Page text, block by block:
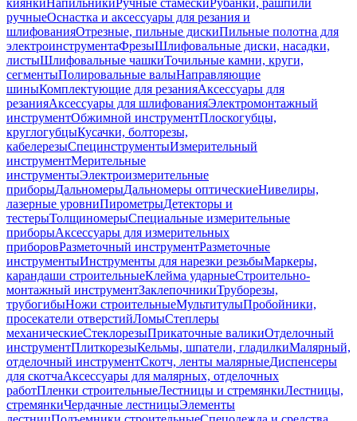
киянкиНапильникиРучные стамескиРубанки, рашпили
ручныеОснастка и аксессуары для резания и
шлифованияОтрезные, пильные дискиПильные полотна для
электроинструментаФрезыШлифовальные диски, насадки,
листыШлифовальные чашкиТочильные камни, круги,
сегментыПолировальные валыНаправляющие
шиныКомплектующие для резанияАксессуары для
резанияАксессуары для шлифованияЭлектромонтажный
инструментОбжимной инструментПлоскогубцы,
круглогубцыКусачки, болторезы,
кабелерезыСпецинструментыИзмерительный
инструментМерительные
инструментыЭлектроизмерительные
приборыДальномерыДальномеры оптическиеНивелиры,
лазерные уровниПирометрыДетекторы и
тестерыТолщиномерыСпециальные измерительные
приборыАксессуары для измерительных
приборовРазметочный инструментРазметочные
инструментыИнструменты для нарезки резьбыМаркеры,
карандаши строительныеКлейма ударныеСтроительно-
монтажный инструментЗаклепочникиТруборезы,
трубогибыНожи строительныеМультитулыПробойники,
просекатели отверстийЛомыСтеплеры
механическиеСтеклорезыПрикаточные валикиОтделочный
инструментПлиткорезыКельмы, шпатели, гладилкиМалярный,
отделочный инструментСкотч, ленты малярныеДиспенсеры
для скотчаАксессуары для малярных, отделочных
работПленки строительныеЛестницы и стремянкиЛестницы,
стремянкиЧердачные лестницыЭлементы